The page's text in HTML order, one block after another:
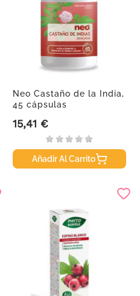
Neo Castaño de la India,
45 cápsulas
Precio
15,41 €
Añadir Al Carrito